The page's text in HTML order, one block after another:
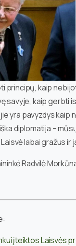
principų, kaip
savyje, kaip gerbti
yra pavyzdys
diplomatija –
labai gražus ir
Radvilė
įteiktos Laisvės